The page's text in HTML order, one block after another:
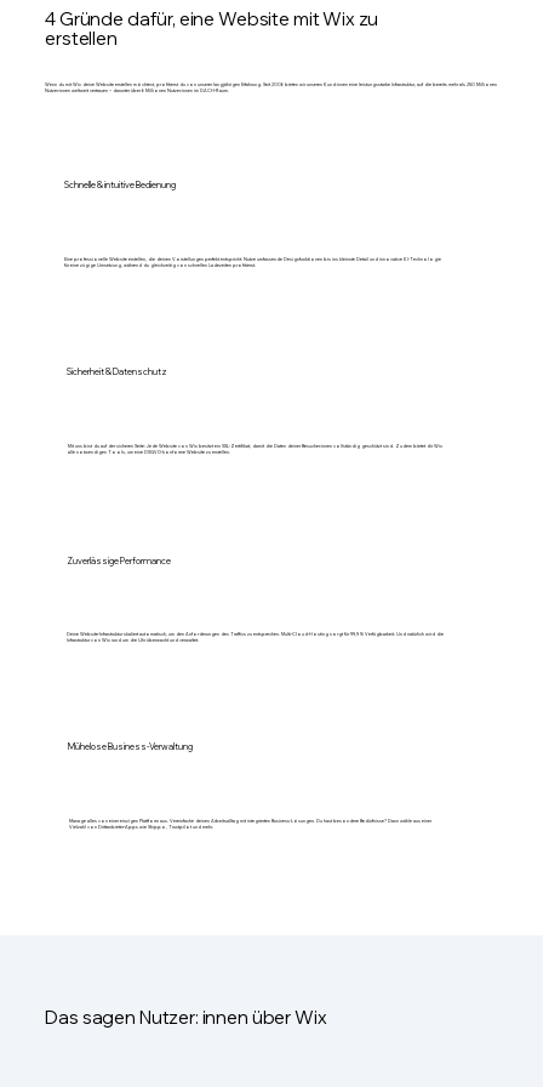
4 Gründe dafür, eine Website mit Wix zu
erstellen
Wenn du mit Wix deine Website erstellen möchtest, profitierst du von unserer langjährigen Erfahrung. Seit 2006 bieten wir unseren Kund:innen eine leistungsstarke Infrastruktur, auf die bereits mehr als 250 Millionen
Nutzer:innen weltweit vertrauen – darunter über 6 Millionen Nutzer:innen im DACH-Raum.
Schnelle & intuitive Bedienung
Eine professionelle Website erstellen, die deinen Vorstellungen perfekt entspricht: Nutze umfassende Designfunktionen bis ins kleinste Detail und innovative KI-Technologie
für eine zügige Umsetzung, während du gleichzeitig von schnellen Ladezeiten profitierst.
Sicherheit & Datenschutz
Mit uns bist du auf der sicheren Seite: Jede Website von Wix besitzt ein SSL-Zertifikat, damit die Daten deiner Besucher:innen vollständig geschützt sind. Zudem bietet dir Wix
alle notwendigen Tools, um eine DSGVO-konforme Website zu erstellen.
Zuverlässige Performance
Deine Website-Infrastruktur skaliert automatisch, um den Anforderungen des Traffics zu entsprechen. Multi-Cloud-Hosting sorgt für 99,9 % Verfügbarkeit. Und natürlich wird die
Infrastruktur von Wix rund um die Uhr überwacht und verwaltet.
Mühelose Business-Verwaltung
Manage alles von einer einzigen Plattform aus. Vereinfache deinen Arbeitsalltag mit integrierten Business-Lösungen. Du hast besondere Bedürfnisse? Dann wähle aus einer
Vielzahl von Drittanbieter-Apps wie Shippo, Trustpilot und mehr.
Das sagen Nutzer: innen über Wix